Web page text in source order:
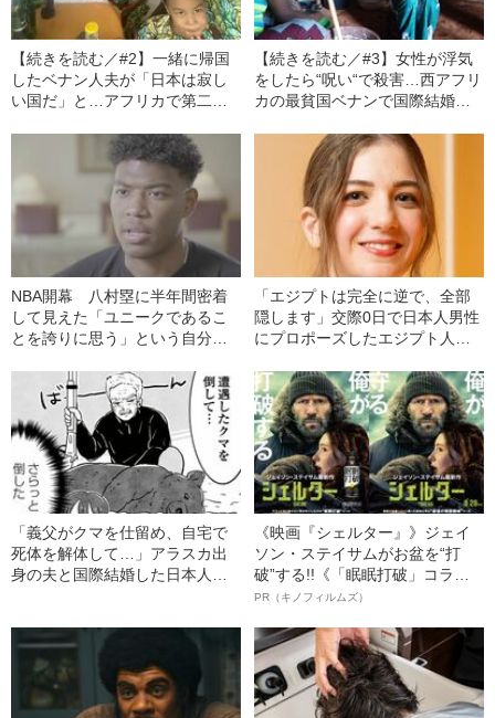
【続きを読む／#2】一緒に帰国
したベナン人夫が「日本は寂し
い国だ」と…アフリカで第二夫
カルチャーギャップとは？
【続きを読む／#3】女性が浮気
をしたら“呪い“で殺害…西アフリ
カの最貧国ベナンで国際結婚し
を残し失踪した第一夫人のその
NBA開幕 八村塁に半年間密着
して見えた「ユニークであるこ
とを誇りに思う」という自分ら
「エジプトは完全に逆で、全部
隠します」交際0日で日本人男性
にプロポーズしたエジプト人妻
の生活――2023年読まれた記事
「義父がクマを仕留め、自宅で
死体を解体して…」アラスカ出
身の夫と国際結婚した日本人妻
《映画『シェルター』》ジェイ
ソン・ステイサムがお盆を“打
破”する!!《「眠眠打破」コラ
ボ》
PR（キノフィルムズ）